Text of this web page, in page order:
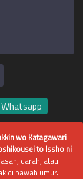
Whatsapp
wo Katagawari
to Issho ni
darah, atau
di bawah umur.